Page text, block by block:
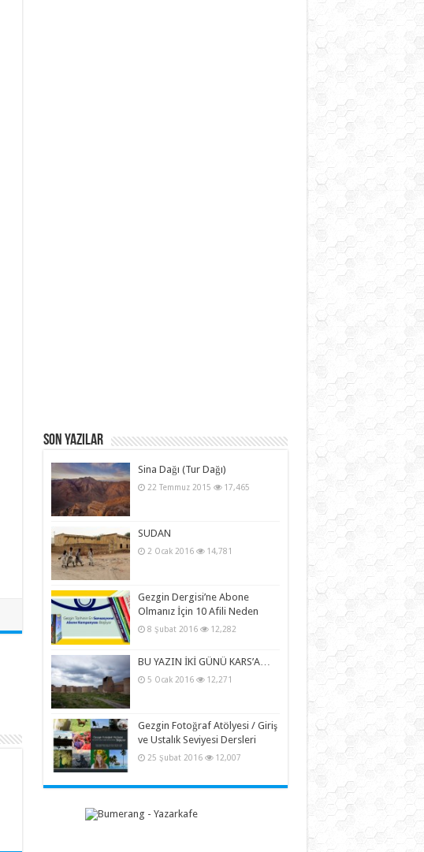
Son Yazılar
Sina Dağı (Tur Dağı)
22 Temmuz 2015 17,465
SUDAN
2 Ocak 2016 14,781
Gezgin Dergisi’ne Abone
Olmanız İçin 10 Afili Neden
8 Şubat 2016 12,282
BU YAZIN İKİ GÜNÜ KARS’A…
5 Ocak 2016 12,271
Gezgin Fotoğraf Atölyesi / Giriş
ve Ustalık Seviyesi Dersleri
25 Şubat 2016 12,007